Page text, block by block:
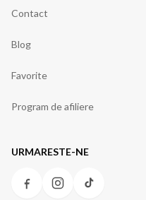
Contact
Blog
Favorite
Program de afiliere
URMARESTE-NE